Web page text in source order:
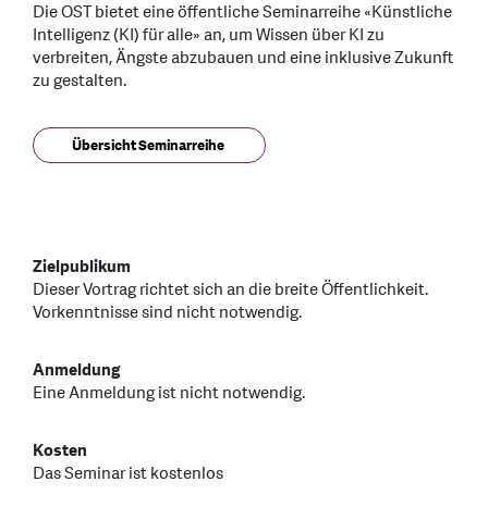
Die OST bietet eine öffentliche Seminarreihe «Künstliche
Intelligenz (KI) für alle» an, um Wissen über KI zu
verbreiten, Ängste abzubauen und eine inklusive Zukunft
zu gestalten.
Übersicht Seminarreihe
Zielpublikum
Dieser Vortrag richtet sich an die breite Öffentlichkeit.
Vorkenntnisse sind nicht notwendig.
Anmeldung
Eine Anmeldung ist nicht notwendig.
Kosten
Das Seminar ist kostenlos